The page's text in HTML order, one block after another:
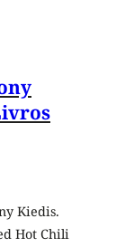
Kiedis.
Hot Chili